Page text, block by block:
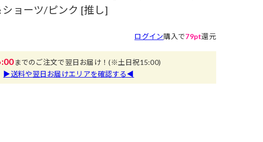
ショーツ/ピンク [推し]
ログイン購入で79pt還元
までのご注文で翌日お届け！(※土日祝15:00)
▶送料や翌日お届けエリアを確認する◀